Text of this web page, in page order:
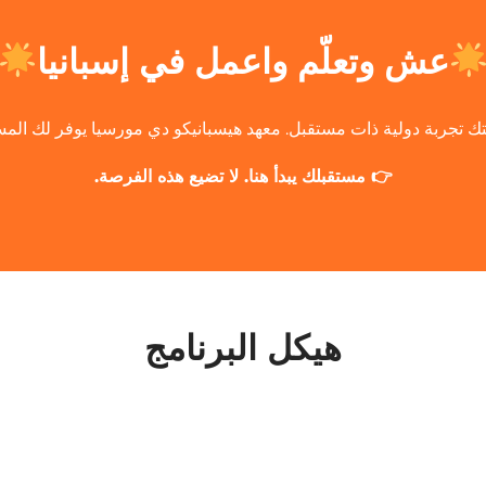
عش وتعلّم واعمل في إسبانيا
تجربة دولية ذات مستقبل. معهد هيسبانيكو دي مورسيا يوفر لك
👉 مستقبلك يبدأ هنا. لا تضيع هذه الفرصة.
هيكل البرنامج